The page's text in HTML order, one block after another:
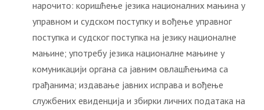
нарочито: коришћење језика националних мањина у
управном и судском поступку и вођење управног
поступка и судског поступка на језику националне
мањине; употребу језика националне мањине у
комуникацији органа са јавним овлашћењима са
грађанима; издавање јавних исправа и вођење
службених евиденција и збирки личних података на